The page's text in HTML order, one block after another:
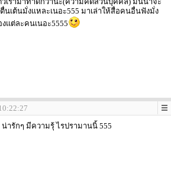
นเต้นมั่งแหละเนอะ555 มาเล่าให้สื่อคนอื่นฟังมั่ง
แต่ละคนเนอะ5555
น่ารักๆ มีความรุ้ ไรปรามานนิ้ 555